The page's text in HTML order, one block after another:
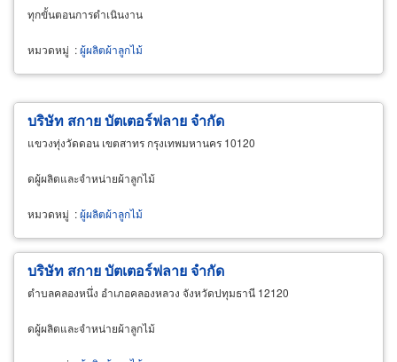
ทุกขั้นตอนการดำเนินงาน
หมวดหมู่ :ผู้ผลิตผ้าลูกไม้
บริษัท สกาย บัตเตอร์ฟลาย จำกัด
แขวงทุ่งวัดดอน เขตสาทร กรุงเทพมหานคร 10120
ดผู้ผลิตและจำหน่ายผ้าลูกไม้
หมวดหมู่ :ผู้ผลิตผ้าลูกไม้
บริษัท สกาย บัตเตอร์ฟลาย จำกัด
ตำบลคลองหนึ่ง อำเภอคลองหลวง จังหวัดปทุมธานี 12120
ดผู้ผลิตและจำหน่ายผ้าลูกไม้